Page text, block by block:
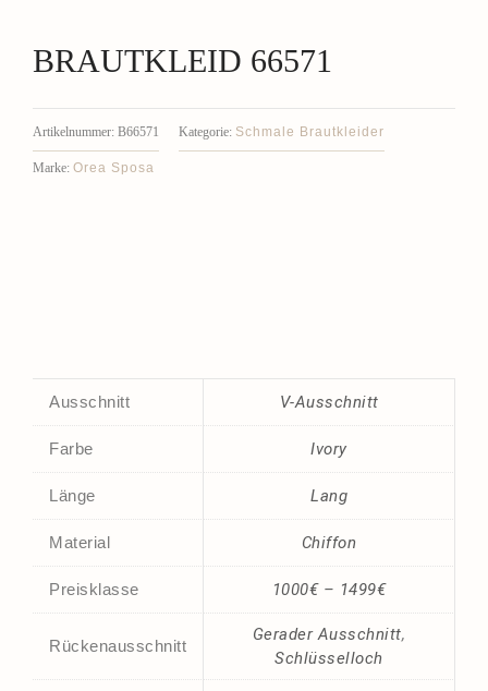
BRAUTKLEID 66571
Artikelnummer: B66571 Kategorie: Schmale Brautkleider
Marke: Orea Sposa
Ausschnitt V-Ausschnitt
Farbe Ivory
Länge Lang
Material Chiffon
Preisklasse 1000€ – 1499€
Rückenausschnitt
Gerader Ausschnitt,
Schlüsselloch